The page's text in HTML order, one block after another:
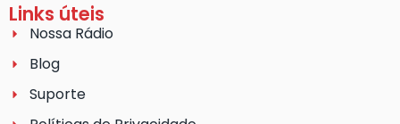
Links úteis
Nossa Rádio
Blog
Suporte